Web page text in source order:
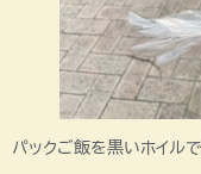
パックご飯を黒いホイル